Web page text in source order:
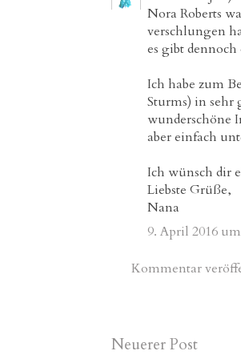
Nora Roberts
verschlungen
es gibt
Ich habe zum
Sturms) in sehr
wunderschöne
aber einfach
Ich wünsch dir
Liebste Grüße,
Nana
9. April 2016
Kommentar
Neuerer Post